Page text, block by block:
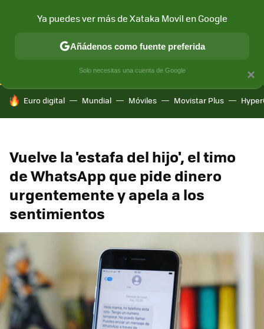
CONECTIVIDAD MÓVIL Y SOCIEDAD APLICACIONES
HOY SE HABLA DE
Euro digital Mundial Móviles Movistar Plus
Vuelve la 'estafa del hijo', el timo
de WhatsApp que pide dinero
urgentemente y apela a los
sentimientos
×
Ya puedes ver más de Xataka Movil en Google
Añádenos como fuente preferida
Solo necesitas una cuenta de Google